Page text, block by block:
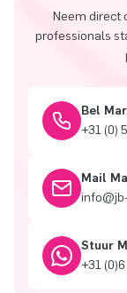
Neem direct
professionals
Bel
+31 (0)
Mail
Stuur
+31